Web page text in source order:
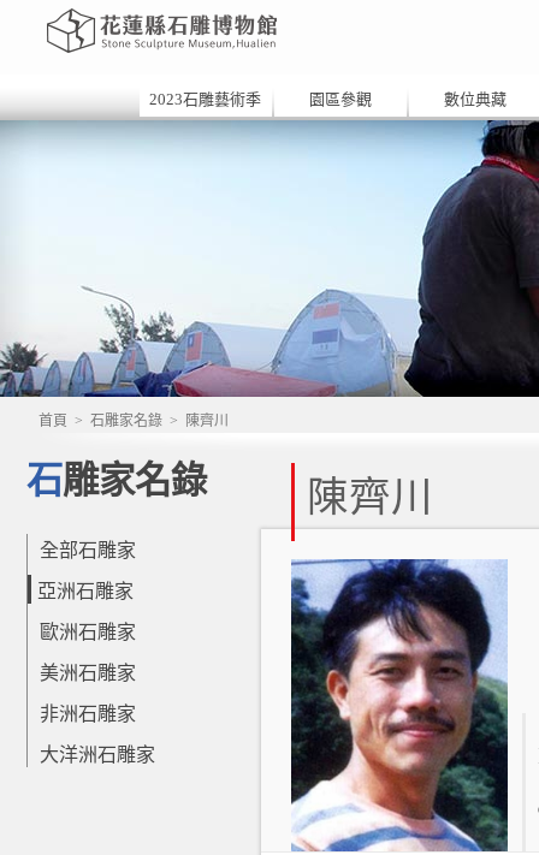
2023石雕藝術季 園區參觀 數位典藏
首頁 > 石雕家名錄 > 陳齊川
石雕家名錄
全部石雕家
亞洲石雕家
歐洲石雕家
美洲石雕家
非洲石雕家
大洋洲石雕家
陳齊川